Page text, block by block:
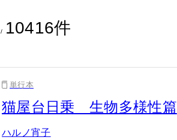
/ 10416件
単行本
猫屋台日乗 生物多様性篇
ハルノ宵子